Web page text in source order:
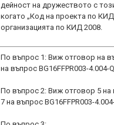
дейност на дружеството с
когато „Код на проекта по
организацията по КИД 2008.
По въпрос 1: Виж отговор на
на въпрос BG16FFPR003-4.004-
По въпрос 2: Виж отговор 5 на
7 на въпрос BG16FFPR003-